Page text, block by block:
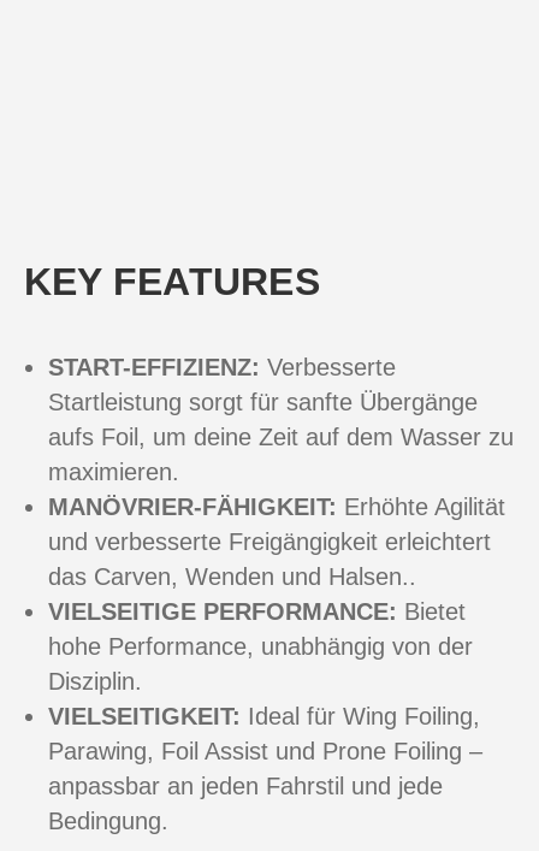
KEY FEATURES
START-EFFIZIENZ:Verbesserte
Startleistung sorgt für sanfte Übergänge
aufs Foil, um deine Zeit auf dem Wasser zu
maximieren.
MANÖVRIER-FÄHIGKEIT: Erhöhte Agilität
und verbesserte Freigängigkeit erleichtert
das Carven, Wenden und Halsen..
VIELSEITIGE PERFORMANCE: Bietet
hohe Performance, unabhängig von der
Disziplin.
VIELSEITIGKEIT: Ideal für Wing Foiling,
Parawing, Foil Assist und Prone Foiling –
anpassbar an jeden Fahrstil und jede
Bedingung.